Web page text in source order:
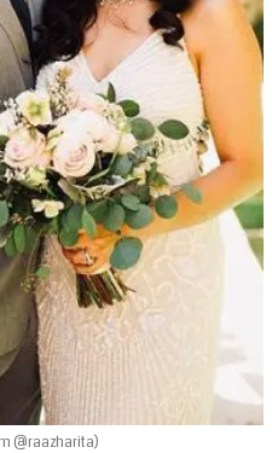
@raazharita)